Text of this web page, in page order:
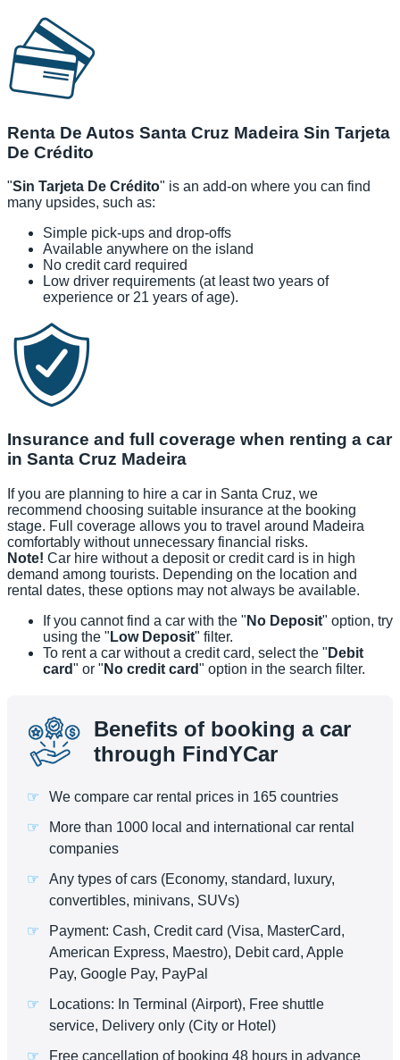
Renta De Autos Santa Cruz Madeira Sin Tarjeta
De Crédito
"Sin Tarjeta De Crédito" is an add-on where you can find
many upsides, such as:
Simple pick-ups and drop-offs
Available anywhere on the island
No credit card required
Low driver requirements (at least two years of
experience or 21 years of age).
Insurance and full coverage when renting a car
in Santa Cruz Madeira
If you are planning to hire a car in Santa Cruz, we
recommend choosing suitable insurance at the booking
stage. Full coverage allows you to travel around Madeira
comfortably without unnecessary financial risks.
Note! Car hire without a deposit or credit card is in high
demand among tourists. Depending on the location and
rental dates, these options may not always be available.
If you cannot find a car with the " No Deposit" option, try
using the " Low Deposit" filter.
To rent a car without a credit card, select the " Debit
card" or " No credit card" option in the search filter.
Benefits of booking a car
through FindYCar
We compare car rental prices in 165 countries
More than 1000 local and international car rental
companies
Any types of cars (Economy, standard, luxury,
convertibles, minivans, SUVs)
Payment: Cash, Credit card (Visa, MasterCard,
American Express, Maestro), Debit card, Apple
Pay, Google Pay, PayPal
Locations: In Terminal (Airport), Free shuttle
service, Delivery only (City or Hotel)
Free cancellation of booking 48 hours in advance